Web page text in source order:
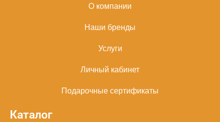
О компании
Наши бренды
Услуги
Личный кабинет
Подарочные сертификаты
Каталог